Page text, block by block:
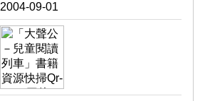
2004-09-01